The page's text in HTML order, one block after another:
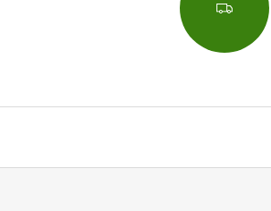
Z
R